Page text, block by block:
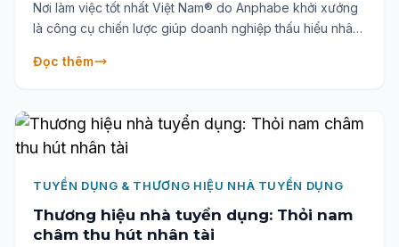
Nơi làm việc tốt nhất Việt Nam® do Anphabe khởi xướng
là công cụ chiến lược giúp doanh nghiệp thấu hiểu nhân
ngay để nhận báo cáo chuyên sâu về sức khỏe Thương
nhất Việt Nam®. Đăng ký ngay hôm nay để không bỏ lỡ
cơ hội định vị vị thế nhân sự của bạn!
Đọc thêm
TUYỂN DỤNG & THƯƠNG HIỆU NHÀ TUYỂN DỤNG
Thương hiệu nhà tuyển dụng: Thỏi nam
châm thu hút nhân tài